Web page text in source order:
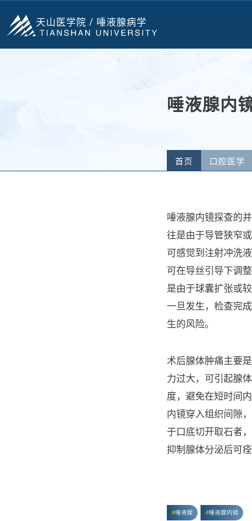
天山医学院 / 唾液腺病学
唾液腺内
首页 口腔医学
唾液腺内镜探查的
往是由于导管狭窄
可感觉到注射冲洗
可在导丝引导下调
是由于球囊扩张或
一旦发生，检查完
生的风险。
术后腺体肿痛主要
力过大，可引起腺
度，避免在短时间
内镜穿入组织间隙
于口底切开取石者
抑制腺体分泌后可痊
唾液腺 唾液腺内镜